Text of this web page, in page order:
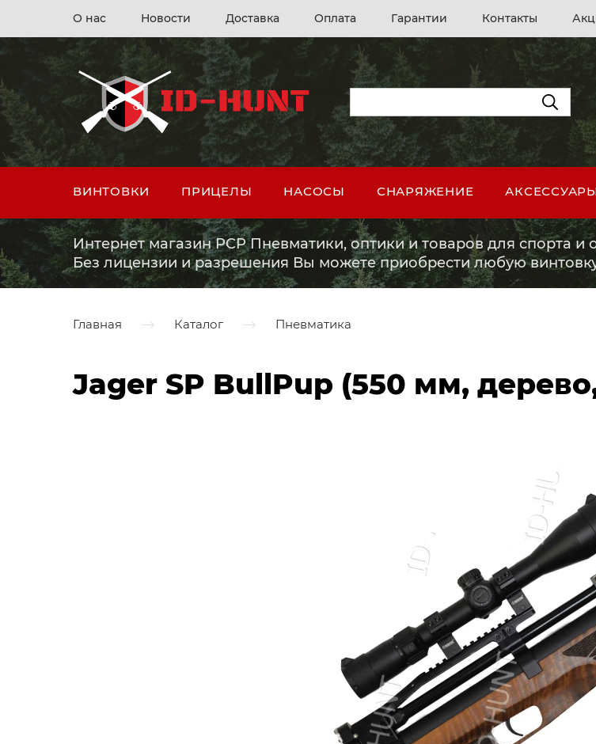
О нас Новости Доставка Оплата Гарантии Контакты
ВИНТОВКИ ПРИЦЕЛЫ НАСОСЫ СНАРЯЖЕНИЕ
Интернет магазин PCP Пневматики, оптики и товаров для спорта и
Без лицензии и разрешения Вы можете приобрести любую
Главная Каталог Пневматика
Jager SP BullPup (550 мм,